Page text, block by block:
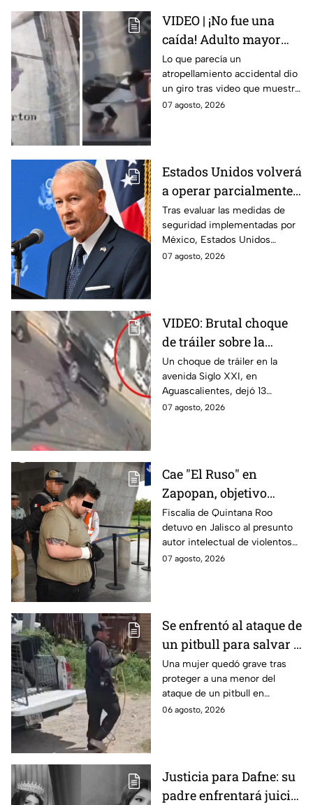
VIDEO | ¡No fue una
caída! Adulto mayor
muere atropellado por
tráiler; joven lo empujó
en Monterrey
Lo que parecía un
atropellamiento accidental dio
un giro tras video que muestra
cómo un joven empujó a
07 agosto, 2026
Estados Unidos volverá
a operar parcialmente
en Michoacán tras
suspensión por
motivos de seguridad
Tras evaluar las medidas de
seguridad implementadas por
México, Estados Unidos
reanudará parcialmente sus
07 agosto, 2026
VIDEO: Brutal choque
de tráiler sobre la
avenida Siglo XXI en
Aguascalientes deja
varios heridos y
destrozos
Un choque de tráiler en la
avenida Siglo XXI, en
Aguascalientes, dejó 13
heridos y varios vehículos
07 agosto, 2026
Cae "El Ruso" en
Zapopan, objetivo
prioritario en Playa del
Carmen
Fiscalía de Quintana Roo
detuvo en Jalisco al presunto
autor intelectual de violentos
ataques en fraccionamientos
07 agosto, 2026
Se enfrentó al ataque de
un pitbull para salvar a
una menor; hoy lucha
por su vida en Zapopan
Una mujer quedó grave tras
proteger a una menor del
ataque de un pitbull en
Zapopan; la víctima sufrió
06 agosto, 2026
Justicia para Dafne: su
padre enfrentará juicio